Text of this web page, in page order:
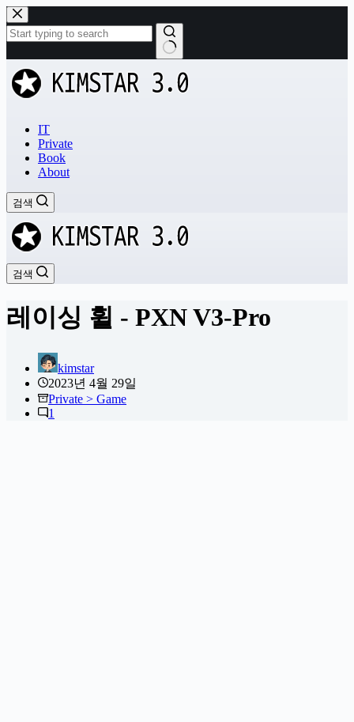
본
문
으
로
건
너
과
없
IT
Private
Book
About
검색
검색
레이싱 휠 - PXN V3-Pro
kimstar
2023년 4월 29일
Private > Game
1